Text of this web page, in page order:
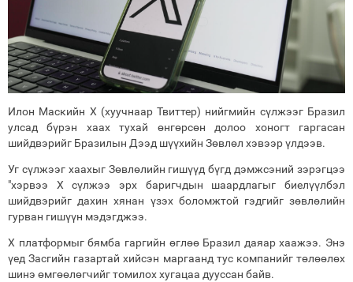
Илон Маскийн X (хуучнаар Твиттер) нийгмийн сүлжээг Бразил
улсад бүрэн хаах тухай өнгөрсөн долоо хоногт гаргасан
шийдвэрийг Бразилын Дээд шүүхийн Зөвлөл хэвээр үлдээв.
Уг сүлжээг хаахыг Зөвлөлийн гишүүд бүгд дэмжсэний зэрэгцээ
"хэрвээ Х сүлжээ эрх баригчдын шаардлагыг биелүүлбэл
шийдвэрийг дахин хянан үзэх боломжтой гэдгийг зөвлөлийн
гурван гишүүн мэдэгджээ.
X платформыг бямба гаргийн өглөө Бразил даяар хаажээ. Энэ
үед Засгийн газартай хийсэн маргаанд тус компанийг төлөөлөх
шинэ өмгөөлөгчийг томилох хугацаа дууссан байв.